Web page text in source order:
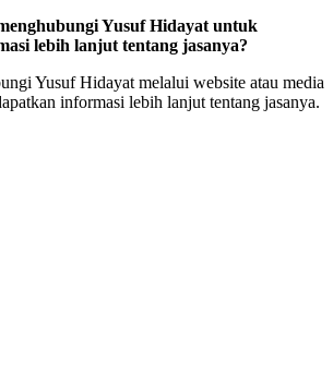
Yusuf Hidayat untuk
lebih lanjut tentang jasanya?
Yusuf Hidayat melalui website atau media
informasi lebih lanjut tentang jasanya.